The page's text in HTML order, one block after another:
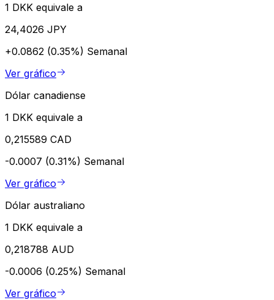
1 DKK equivale a
24,4026 JPY
+0.0862 (0.35%) Semanal
Ver gráfico
Dólar canadiense
1 DKK equivale a
0,215589 CAD
-0.0007 (0.31%) Semanal
Ver gráfico
Dólar australiano
1 DKK equivale a
0,218788 AUD
-0.0006 (0.25%) Semanal
Ver gráfico